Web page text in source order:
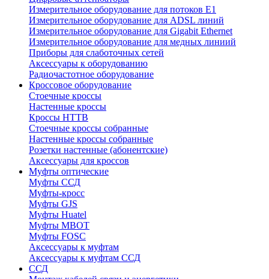
Измерительное оборудование для потоков Е1
Измерительное оборудование для ADSL линий
Измерительное оборудование для Gigabit Ethernet
Измерительное оборудование для медных линиий
Приборы для слаботочных сетей
Аксессуары к оборудованию
Радиочастотное оборудование
Кроссовое оборудование
Стоечные кроссы
Настенные кроссы
Кроссы HTTB
Стоечные кроссы собранные
Настенные кроссы собранные
Розетки настенные (абонентские)
Аксессуары для кроссов
Муфты оптические
Муфты ССД
Муфты-кросс
Муфты GJS
Муфты Huatel
Муфты МВОТ
Муфты FOSC
Аксессуары к муфтам
Аксессуары к муфтам ССД
ССД